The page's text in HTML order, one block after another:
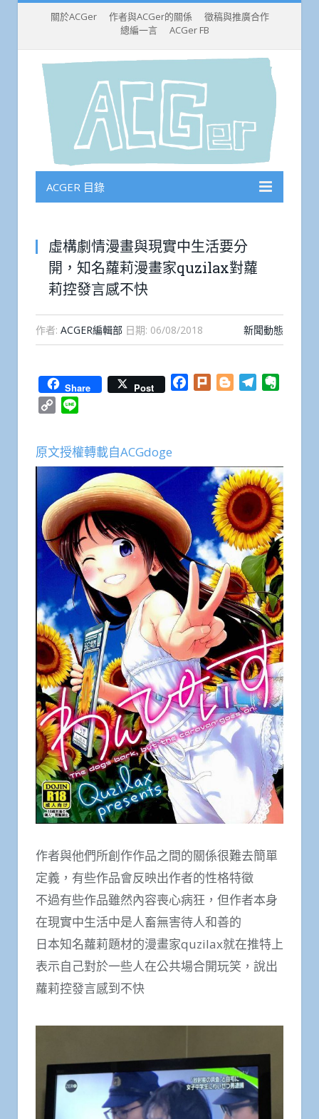
關於ACGer 作者與ACGer的關係
徵稿與推廣合作
總編一言
ACGer FB
ACGER 目錄
虛構劇情漫畫與現實中生活要分
開，知名蘿莉漫畫家quzilax對蘿
莉控發言感不快
作者: ACGER編輯部 日期: 06/08/2018 新聞動態
Share Post Facebook
Plurk BloggerTelegram
Copy
原文授權轉載自ACGdoge
作者與他們所創作作品之間的關係很難去簡單
定義，有些作品會反映出作者的性格特徵
不過有些作品雖然內容喪心病狂，但作者本身
在現實中生活中是人畜無害待人和善的
日本知名蘿莉題材的漫畫家quzilax就在推特上
表示自己對於一些人在公共場合開玩笑，說出
蘿莉控發言感到不快